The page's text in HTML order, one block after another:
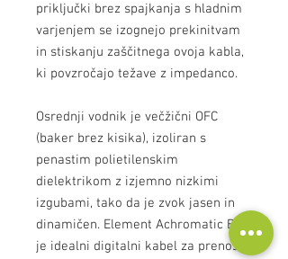
priključki brez spajkanja s hladnim
varjenjem se izognejo prekinitvam
in stiskanju zaščitnega ovoja kabla,
ki povzročajo težave z impedanco.
Osrednji vodnik je večžični OFC
(baker brez kisika), izoliran s
penastim polietilenskim
dielektrikom z izjemno nizkimi
izgubami, tako da je zvok jasen in
dinamičen. Element Achromatic BNC
je idealni digitalni kabel za prenos